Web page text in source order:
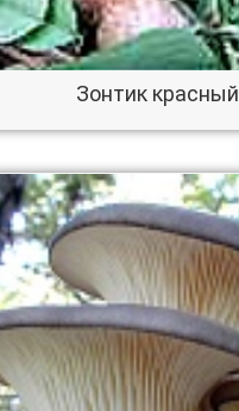
Зонтик красный